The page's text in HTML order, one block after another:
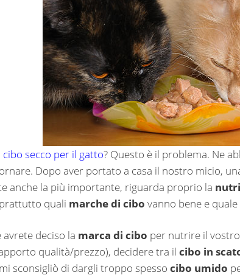
secco per il gatto? Questo è il problema. Ne
Dopo aver portato a casa il nostro micio,
anche la più importante, riguarda proprio la
quali marche di cibo vanno bene e
avrete deciso la marca di cibo per nutrire il vostro
qualità/prezzo), decidere tra il cibo in
sconsigliò di dargli troppo spesso cibo umido